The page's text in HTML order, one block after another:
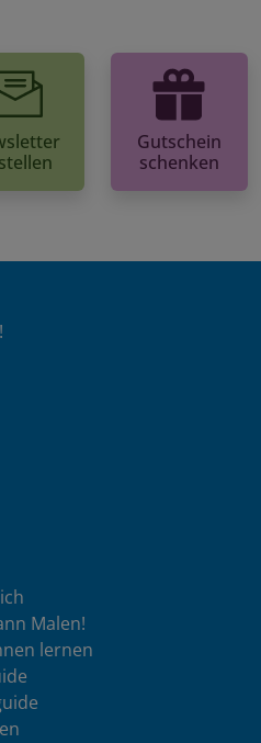
Gutschein
schenken
Malen!
lernen